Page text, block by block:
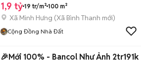
1,9 tỷ 19 tr/m² 100 m²
Xã Minh Hưng (Xã Bình Thanh mới)
Cộng Đồng Nhà Đất
🎉Mới 100% - Bancol Như Ảnh 2tr191k